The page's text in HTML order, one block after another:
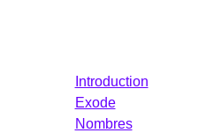
Introduction
Exode
Nombres